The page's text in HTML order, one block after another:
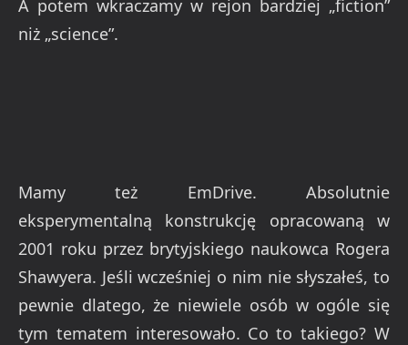
A potem wkraczamy w rejon bardziej „fiction”
niż „science”.
Mamy też EmDrive. Absolutnie
eksperymentalną konstrukcję opracowaną w
2001 roku przez brytyjskiego naukowca Rogera
Shawyera. Jeśli wcześniej o nim nie słyszałeś, to
pewnie dlatego, że niewiele osób w ogóle się
tym tematem interesowało. Co to takiego? W